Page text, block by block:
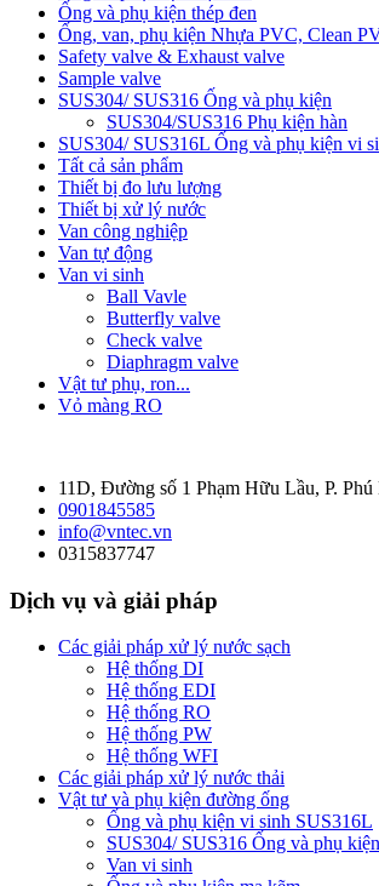
Ống và phụ kiện thép đen
Ống, van, phụ kiện Nhựa PVC, Clean
Safety valve & Exhaust valve
Sample valve
SUS304/ SUS316 Ống và phụ kiện
SUS304/SUS316 Phụ kiện hàn
SUS304/ SUS316L Ống và phụ kiện vi
Tất cả sản phẩm
Thiết bị đo lưu lượng
Thiết bị xử lý nước
Van công nghiệp
Van tự động
Van vi sinh
Ball Vavle
Butterfly valve
Check valve
Diaphragm valve
Vật tư phụ, ron...
Vỏ màng RO
11D, Đường số 1 Phạm Hữu Lầu, P.
0901845585
info@vntec.vn
0315837747
Dịch vụ và giải pháp
Các giải pháp xử lý nước sạch
Hệ thống DI
Hệ thống EDI
Hệ thống RO
Hệ thống PW
Hệ thống WFI
Các giải pháp xử lý nước thải
Vật tư và phụ kiện đường ống
Ống và phụ kiện vi sinh SUS316L
SUS304/ SUS316 Ống và phụ kiện
Van vi sinh